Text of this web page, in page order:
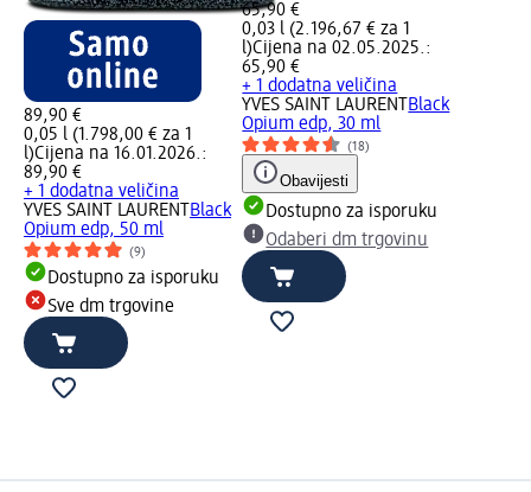
89,90 €
0,05 l (1.798,00 € za 1
l)Cijena na 16.01.2026.:
89,90 €
+ 1 dodatna veličina
YVES SAINT LAURENT Black
Opium edp, 50 ml
(9)
Dostupno za isporuku
Sve dm trgovine
65,90 €
0,03 l (2.196,67 € za 1
l)Cijena na 02.05.2025.:
65,90 €
+ 1 dodatna veličina
YVES SAINT LAURENT Black
Opium edp, 30 ml
(18)
Obavijesti
Dostupno za isporuku
Odaberi dm trgovinu